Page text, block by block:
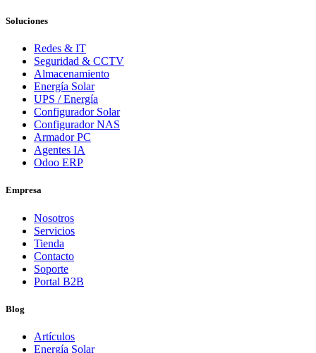
Soluciones
Redes & IT
Seguridad & CCTV
Almacenamiento
Energía Solar
UPS / Energía
Configurador Solar
Configurador NAS
Armador PC
Agentes IA
Odoo ERP
Empresa
Nosotros
Servicios
Tienda
Contacto
Soporte
Portal B2B
Blog
Artículos
Energía Solar